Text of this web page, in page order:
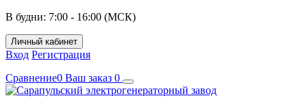
В будни: 7:00 - 16:00 (МСК)
Личный кабинет
Вход Регистрация
Сравнение0 Ваш заказ 0